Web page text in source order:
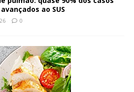
ao SUS
0